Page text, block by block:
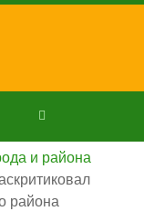
и района
района